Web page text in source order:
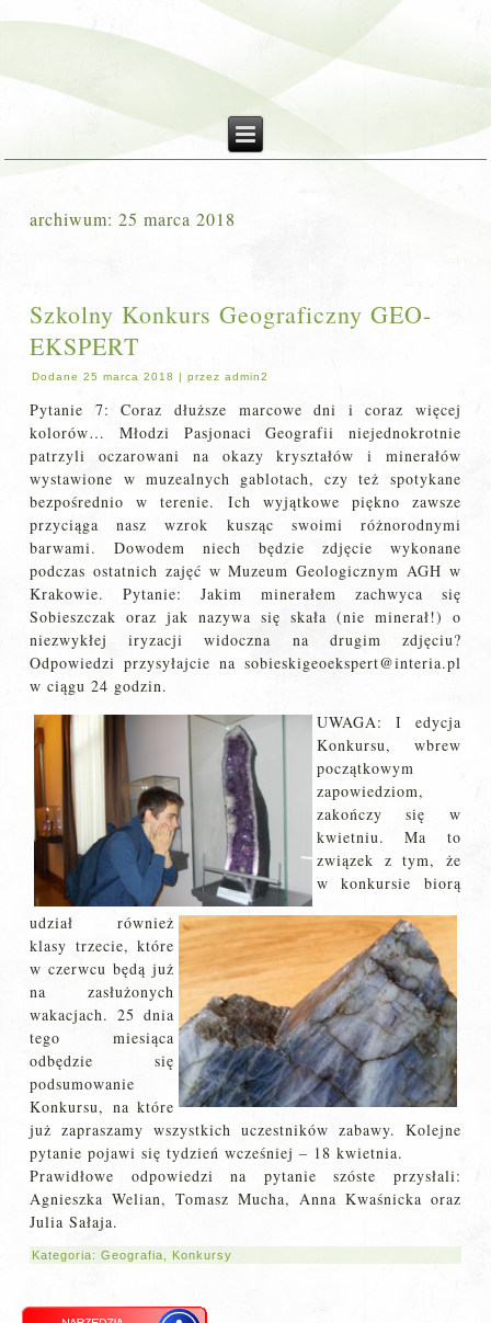
archiwum:25 marca 2018
Szkolny Konkurs Geograficzny GEO-
EKSPERT
Dodane 25 marca 2018 |przez admin2
Pytanie 7: Coraz dłuższe marcowe dni i coraz więcej
kolorów… Młodzi Pasjonaci Geografii niejednokrotnie
patrzyli oczarowani na okazy kryształów i minerałów
wystawione w muzealnych gablotach, czy też spotykane
bezpośrednio w terenie. Ich wyjątkowe piękno zawsze
przyciąga nasz wzrok kusząc swoimi różnorodnymi
barwami. Dowodem niech będzie zdjęcie wykonane
podczas ostatnich zajęć w Muzeum Geologicznym AGH w
Krakowie. Pytanie: Jakim minerałem zachwyca się
Sobieszczak oraz jak nazywa się skała (nie minerał!) o
niezwykłej iryzacji widoczna na drugim zdjęciu?
Odpowiedzi przysyłajcie na sobieskigeoekspert@interia.pl
w ciągu 24 godzin.
UWAGA: I edycja
Konkursu, wbrew
początkowym
zapowiedziom,
zakończy się w
kwietniu. Ma to
związek z tym, że
w konkursie biorą
udział również
klasy trzecie, które
w czerwcu będą już
na zasłużonych
wakacjach. 25 dnia
tego miesiąca
odbędzie się
podsumowanie
Konkursu, na które
już zapraszamy wszystkich uczestników zabawy. Kolejne
pytanie pojawi się tydzień wcześniej – 18 kwietnia.
Prawidłowe odpowiedzi na pytanie szóste przysłali:
Agnieszka Welian, Tomasz Mucha, Anna Kwaśnicka oraz
Julia Sałaja.
Kategoria:Geografia Konkursy